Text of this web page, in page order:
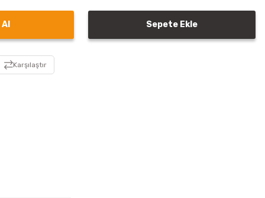
Sepete Ekle
Karşılaştır